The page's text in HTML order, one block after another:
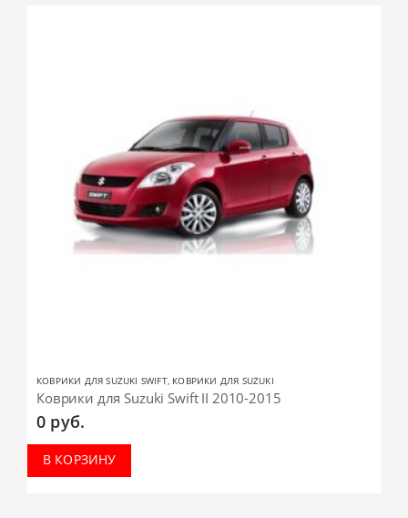
КОВРИКИ ДЛЯ SUZUKI SWIFT, КОВРИКИ ДЛЯ SUZUKI
Коврики для Suzuki Swift II 2010-2015
0 руб.
В КОРЗИНУ